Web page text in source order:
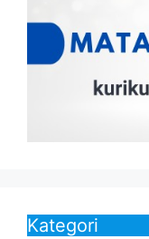
Kategori